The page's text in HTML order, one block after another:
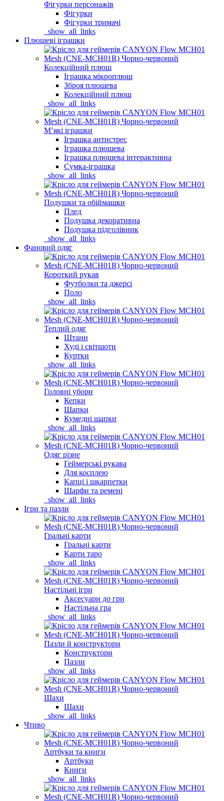
Фігурки персонажів
Фігурки
Фігурки тримачі
_show_all_links
Плюшеві іграшки
Колекційний плюш
Іграшка мікроплюш
Зброя плюшева
Колекційний плюш
_show_all_links
Мʼякі іграшки
Іграшка антистрес
Іграшка плюшева
Іграшка плюшева інтерактивна
Сумка-іграшка
_show_all_links
Подушки та обіймашки
Плед
Подушка декоративна
Подушка підголівник
_show_all_links
Фановий одяг
Короткий рукав
Футболки та джерсі
Поло
_show_all_links
Теплий одяг
Штани
Худі і світшоти
Куртки
_show_all_links
Головні убори
Кепки
Шапки
Кумедні шапки
_show_all_links
Одяг різне
Геймерські рукава
Для косплею
Капці і шкарпетки
Шарфи та ремені
_show_all_links
Ігри та пазли
Гральні карти
Гральні карти
Карти таро
_show_all_links
Настільні ігри
Аксесуари до гри
Настільна гра
_show_all_links
Пазли й конструктори
Конструктори
Пазли
_show_all_links
Шахи
Шахи
_show_all_links
Чтиво
Артбуки та книги
Артбуки
Книги
_show_all_links